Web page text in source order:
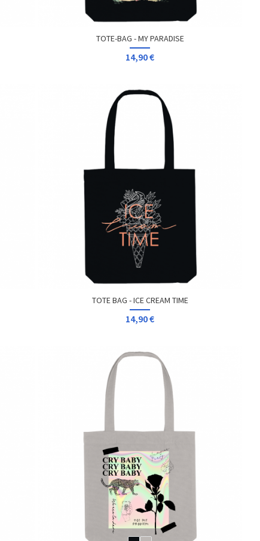
TOTE-BAG - MY PARADISE
14,90 €
TOTE BAG - ICE CREAM TIME
14,90 €